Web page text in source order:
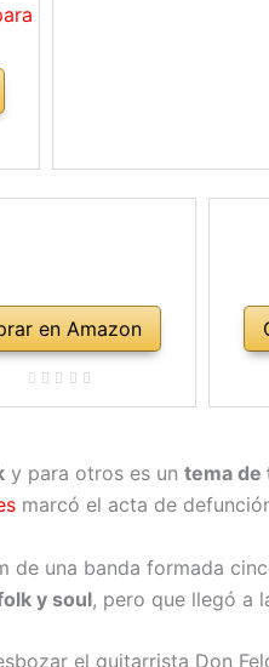
en Amazon
y para otros es un tema de
marcó el acta de
una banda formada
y soul, pero que llegó a
el guitarrista Don